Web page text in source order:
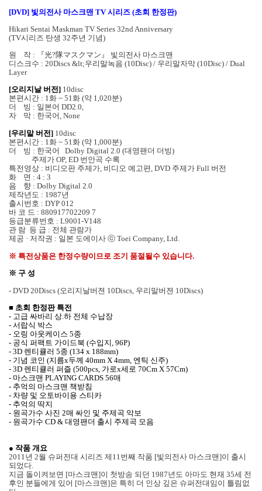
[DVD] 빛의전사 마스크맨 TV 시리즈 (초회 한정판)
Hikari Sentai Maskman TV Series 32nd Anniversary
(TV시리즈 탄생 32주년 기념)
원 작 : 『光?隊マスクマン』 빛의전사 마스크맨
디스크수 : 20Discs &lt;우리말녹음 (10Disc) / 우리말자막 (10Disc) / Dual
Layer
[오리지날 버전] 10disc
본편시간 : 1화 ~ 51화 (약 1,020분)
더 빙 : 일본어 DD2.0,
자 막 : 한국어, None
[우리말 버전] 10disc
본편시간 : 1화 ~ 51화 (약 1,000분)
더 빙 : 한국어 Dolby Digital 2.0 (대영팬더 더빙)
주제가 OP, ED 번안곡 수록
특전영상 : 비디오판 주제가, 비디오 예고편, DVD 주제가 Full 버전
화 면 : 4 : 3
음 향 : Dolby Digital 2.0
제작년도 : 1987년
출시번호 : DYP 012
바 코 드 : 880917702209 7
등급분류번호 : L9001-V148
관 람 등 급 : 전체 관람가
제공 · 저작권 : 일본 도에이사 ⓒ Toei Company, Ltd.
※ 특전상품은 한정수량이므로 조기 품절될수 있습니다.
※ 구 성
- DVD 20Discs (오리지날버젼 10Discs, 우리말버젼 10Discs)
■ 초회 한정판 특전
- 고급 싸바리 상.하 전체 수납장
- 서랍식 박스
- 오링 아웃케이스 5종
- 공식 퍼팩트 가이드북 (수입지, 96P)
- 3D 렌티큘러 5종 (134 x 188mm)
- 기념 코인 (지름x두께 40mm X 4mm, 엔틱 신주)
- 3D 렌티큘러 퍼즐 (500pcs, 가로x세로 70Cm X 57Cm)
- 마스크맨 PLAYING CARDS 56매
- 추억의 마스크맨 책받침
- 차량 및 오토바이용 스티카
- 추억의 딱지
- 원곡가수 사진 2매 싸인 및 주제곡 악보
- 원곡가수 CD & 대영팬더 출시 주제곡 모음
● 작품 개요
2011년 2월 슈퍼전대 시리즈 제11번째 작품 [빛의전사 마스크맨]이 출시
되었다.
지금 돌이켜보면 [마스크맨]이 첫방송 되던 1987년도 아마도 현재 35세 전
후인 분들에게 있어 [마스크맨]은 특히 더 인상 깊은 슈퍼전대임이 틀림없